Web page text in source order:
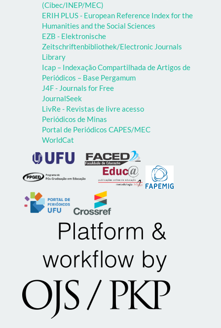
(Cibec/INEP/MEC)
ERIH PLUS - European Reference Index for the
Humanities and the Social Sciences
EZB - Elektronische
Zeitschriftenbibliothek/Electronic Journals
Library
Icap – Indexação Compartilhada de Artigos de
Periódicos – Base Pergamum
J4F - Journals for Free
JournalSeek
LivRe - Revistas de livre acesso
Periódicos de Minas
Portal de Periódicos CAPES/MEC
WorldCat